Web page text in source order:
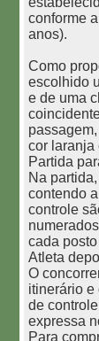
conforme
anos).
Como
escolhido
e de uma
cor laranja
Partida
Na
contendo
controle
cada
Atleta
O
itinerário e
de
expressa
Para